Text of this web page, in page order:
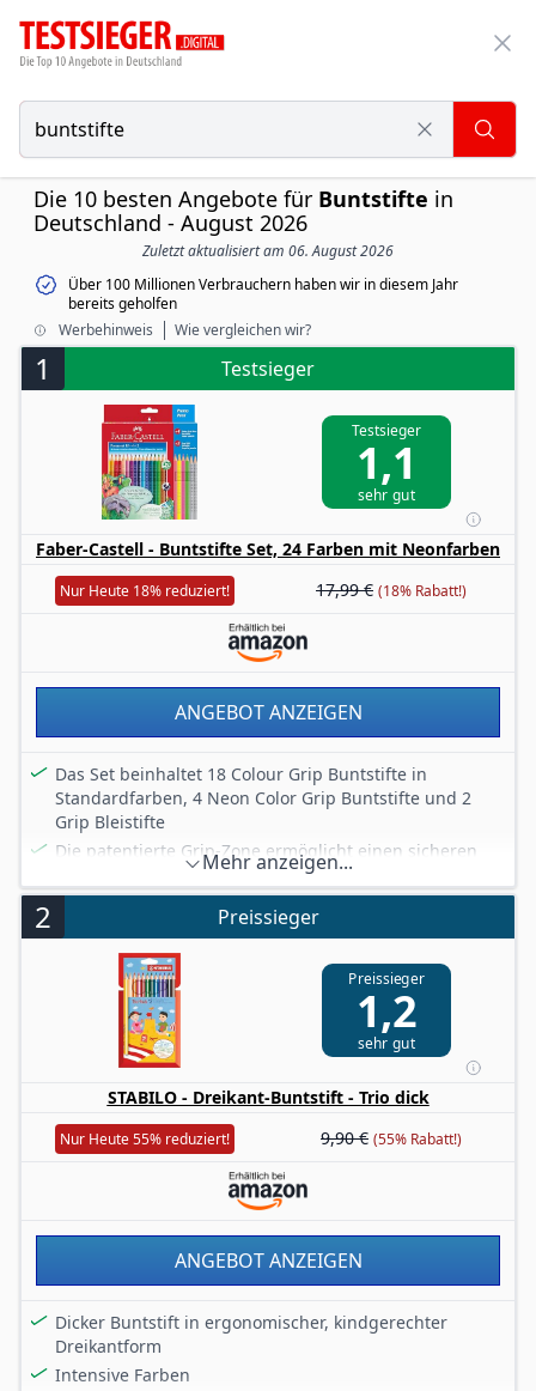
Die 10 besten Angebote für Buntstifte in
Deutschland - August 2026
Zuletzt aktualisiert am 06. August 2026
Über 100 Millionen Verbrauchern haben wir in diesem Jahr
bereits geholfen
Werbehinweis
Wie vergleichen wir?
1 Testsieger
Testsieger
1,1
sehr gut
Faber-Castell - Buntstifte Set, 24 Farben mit Neonfarben
Nur Heute 18% reduziert! 17,99 € (18% Rabatt!)
ANGEBOT ANZEIGEN
Das Set beinhaltet 18 Colour Grip Buntstifte in
Standardfarben, 4 Neon Color Grip Buntstifte und 2
Grip Bleistifte
Die patentierte Grip-Zone ermöglicht einen sicheren
und rutschfesten Griff
Höchste bruchsicherheit der Mine durch eine
Sie sind für Rechts- sowie Linkshänder geeignet und
haben leuchtende Farben und einen weichen
Farbabstrich
Die Farbstifte sind aus den meisten Textilien
auswaschbar und verfügen über ein beschriftbares
Mehr anzeigen...
2 Preissieger
Preissieger
1,2
sehr gut
STABILO - Dreikant-Buntstift - Trio dick
Nur Heute 55% reduziert! 9,90 € (55% Rabatt!)
ANGEBOT ANZEIGEN
Dicker Buntstift in ergonomischer, kindgerechter
Dreikantform
Intensive Farben